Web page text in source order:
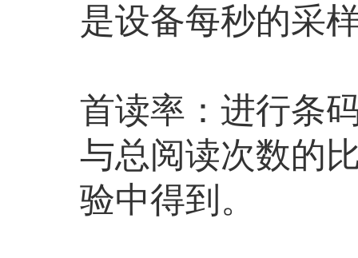
是设备每秒的
首读率：进行条
与总阅读次数的
验中得到。